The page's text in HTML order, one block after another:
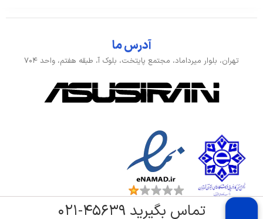
تماس بگیرید ۴۵۶۳۹-۰۲۱
آدرس ما
تهران، بلوار میرداماد، مجتمع پایتخت، بلوک آ، طبقه هفتم، واحد ۷۰۴